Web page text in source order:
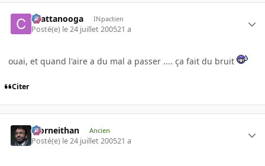
chattanooga INpactien
Posté(e) le 24 juillet 200521 a
ouai, et quand l'aire a du mal a passer .... ça fait du bruit
Citer
Morneithan Ancien
Posté(e) le 24 juillet 200521 a